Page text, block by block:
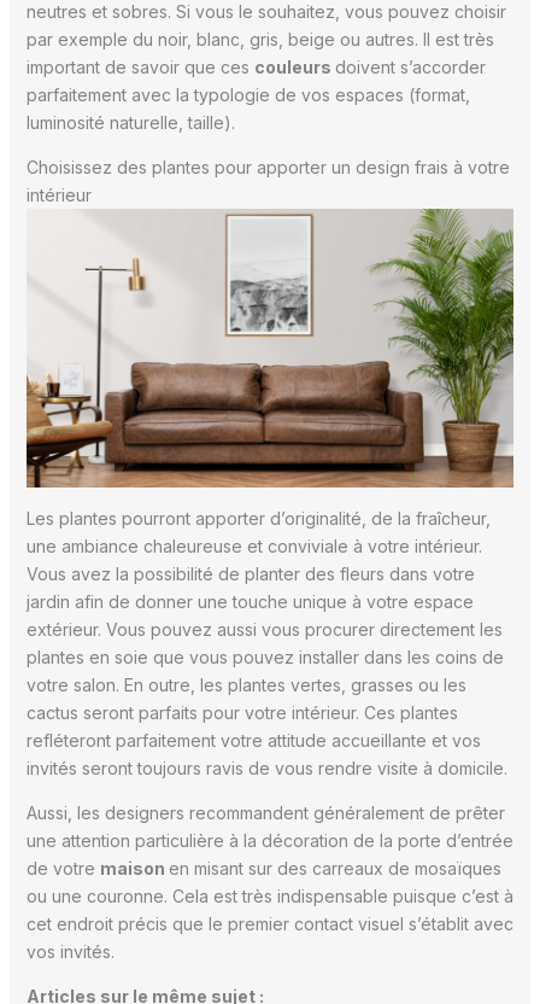
neutres et sobres. Si vous le souhaitez, vous pouvez choisir
par exemple du noir, blanc, gris, beige ou autres. Il est très
important de savoir que ces couleurs doivent s’accorder
parfaitement avec la typologie de vos espaces (format,
luminosité naturelle, taille).
Choisissez des plantes pour apporter un design frais à votre
intérieur
Les plantes pourront apporter d’originalité, de la fraîcheur,
une ambiance chaleureuse et conviviale à votre intérieur.
Vous avez la possibilité de planter des fleurs dans votre
jardin afin de donner une touche unique à votre espace
extérieur. Vous pouvez aussi vous procurer directement les
plantes en soie que vous pouvez installer dans les coins de
votre salon. En outre, les plantes vertes, grasses ou les
cactus seront parfaits pour votre intérieur. Ces plantes
refléteront parfaitement votre attitude accueillante et vos
invités seront toujours ravis de vous rendre visite à domicile.
Aussi, les designers recommandent généralement de prêter
une attention particulière à la décoration de la porte d’entrée
de votre maison en misant sur des carreaux de mosaïques
ou une couronne. Cela est très indispensable puisque c’est à
cet endroit précis que le premier contact visuel s’établit avec
vos invités.
Articles sur le même sujet :